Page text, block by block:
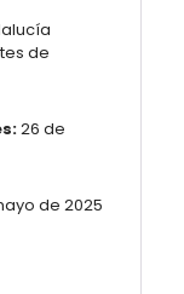
de
26 de
de 2025